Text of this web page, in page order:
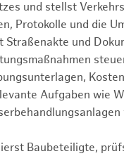
und stellst
Protokolle und die
Straßenakte und
Aufgaben wie
Baubeteiligte,